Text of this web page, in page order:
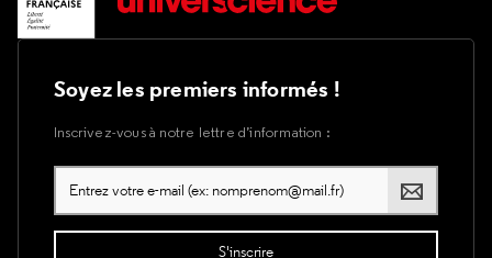
Soyez les premiers informés !
Inscrivez-vous à notre lettre d’information :